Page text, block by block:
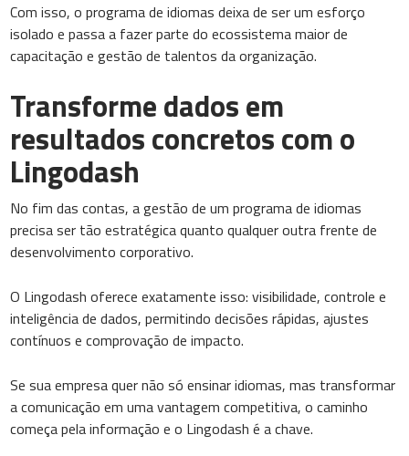
Com isso, o programa de idiomas deixa de ser um esforço
isolado e passa a fazer parte do ecossistema maior de
capacitação e gestão de talentos da organização.
Transforme dados em
resultados concretos com o
Lingodash
No fim das contas, a gestão de um programa de idiomas
precisa ser tão estratégica quanto qualquer outra frente de
desenvolvimento corporativo.
O Lingodash oferece exatamente isso: visibilidade, controle e
inteligência de dados, permitindo decisões rápidas, ajustes
contínuos e comprovação de impacto.
Se sua empresa quer não só ensinar idiomas, mas transformar
a comunicação em uma vantagem competitiva, o caminho
começa pela informação e o Lingodash é a chave.